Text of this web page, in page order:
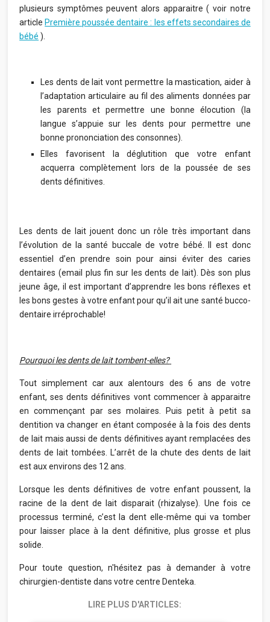
plusieurs symptômes peuvent alors apparaitre ( voir notre
article Première poussée dentaire : les effets secondaires de
bébé ).
Les dents de lait vont permettre la mastication, aider à
l’adaptation articulaire au fil des aliments données par
les parents et permettre une bonne élocution (la
langue s’appuie sur les dents pour permettre une
bonne prononciation des consonnes).
Elles favorisent la déglutition que votre enfant
acquerra complètement lors de la poussée de ses
dents définitives.
Les dents de lait jouent donc un rôle très important dans
l’évolution de la santé buccale de votre bébé. Il est donc
essentiel d’en prendre soin pour ainsi éviter des caries
dentaires (email plus fin sur les dents de lait). Dès son plus
jeune âge, il est important d’apprendre les bons réflexes et
les bons gestes à votre enfant pour qu’il ait une santé bucco-
dentaire irréprochable!
Pourquoi les dents de lait tombent-elles?
Tout simplement car aux alentours des 6 ans de votre
enfant, ses dents définitives vont commencer à apparaitre
en commençant par ses molaires. Puis petit à petit sa
dentition va changer en étant composée à la fois des dents
de lait mais aussi de dents définitives ayant remplacées des
dents de lait tombées. L’arrêt de la chute des dents de lait
est aux environs des 12 ans.
Lorsque les dents définitives de votre enfant poussent, la
racine de la dent de lait disparait (rhizalyse). Une fois ce
processus terminé, c’est la dent elle-même qui va tomber
pour laisser place à la dent définitive, plus grosse et plus
solide.
Pour toute question, n'hésitez pas à demander à votre
chirurgien-dentiste dans votre centre Denteka.
LIRE PLUS D'ARTICLES: